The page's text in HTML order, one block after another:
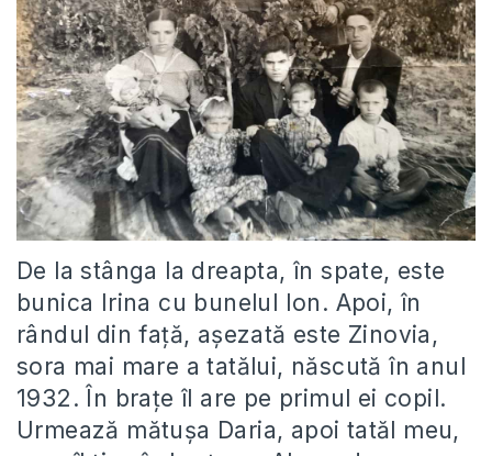
De la stânga la dreapta, în spate, este
bunica Irina cu bunelul Ion. Apoi, în
rândul din față, așezată este Zinovia,
sora mai mare a tatălui, născută în anul
1932. În brațe îl are pe primul ei copil.
Urmează mătușa Daria, apoi tatăl meu,